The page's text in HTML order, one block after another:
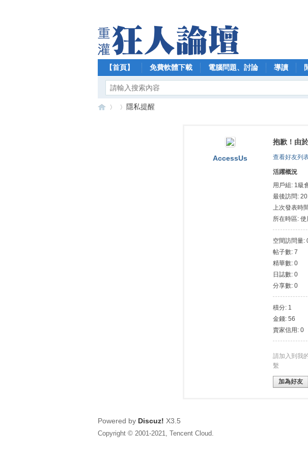
【首頁】 免費軟體下載 電腦問題、討論 導讀
隱私提醒
AccessUs
抱歉！由
查看好友列
活躍概況
用戶組: 1級
最後訪問:
上次發表時
所在時區:
空間訪問量:
帖子數: 7
精華數: 0
日誌數: 0
分享數: 0
積分: 1
金錢: 56
賣家信用: 0
請加入到我
繫
加為好友
Powered by Discuz! X3.5
Copyright © 2001-2021, Tencent Cloud.